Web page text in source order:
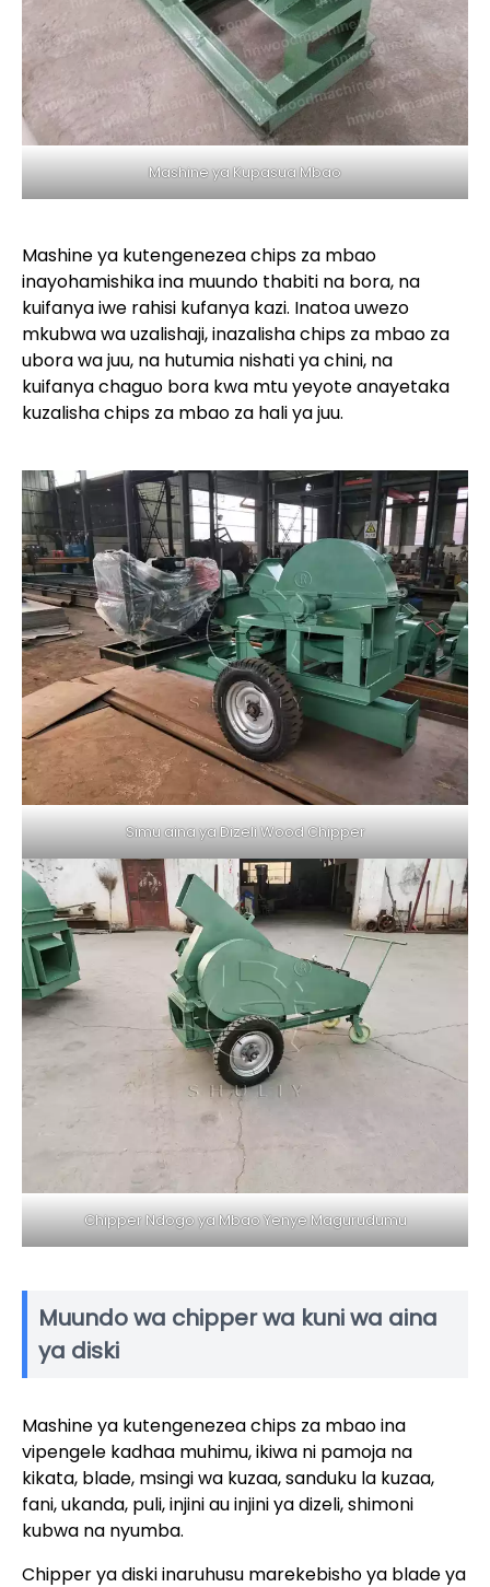
Mashine ya Kupasua Mbao
Mashine ya kutengenezea chips za mbao
inayohamishika ina muundo thabiti na bora, na
kuifanya iwe rahisi kufanya kazi. Inatoa uwezo
mkubwa wa uzalishaji, inazalisha chips za mbao za
ubora wa juu, na hutumia nishati ya chini, na
kuifanya chaguo bora kwa mtu yeyote anayetaka
kuzalisha chips za mbao za hali ya juu.
Simu aina ya Dizeli Wood Chipper
Chipper Ndogo ya Mbao Yenye Magurudumu
Muundo wa chipper wa kuni wa aina
ya diski
Mashine ya kutengenezea chips za mbao ina
vipengele kadhaa muhimu, ikiwa ni pamoja na
kikata, blade, msingi wa kuzaa, sanduku la kuzaa,
fani, ukanda, puli, injini au injini ya dizeli, shimoni
kubwa na nyumba.
Chipper ya diski inaruhusu marekebisho ya blade ya